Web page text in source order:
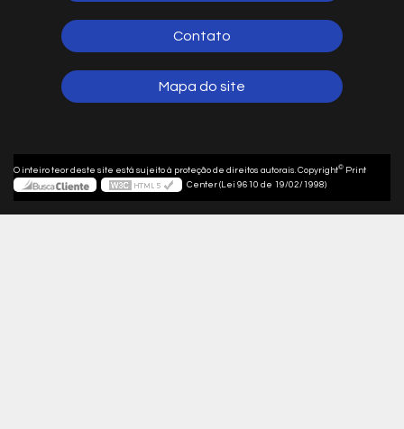
Contato
Mapa do site
O inteiro teor deste site está sujeito à proteção de direitos autorais. Copyright© Print
Center (Lei 9610 de 19/02/1998)